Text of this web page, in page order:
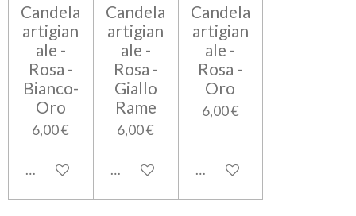
Candela
artigian
ale -
Rosa -
Bianco-
Oro
6,00 €
Aggiungi al carrello
Candela
artigian
ale -
Rosa -
Giallo
Rame
6,00 €
Aggiungi al carrello
Candela
artigian
ale -
Rosa -
Oro
6,00 €
Aggiungi al carrello